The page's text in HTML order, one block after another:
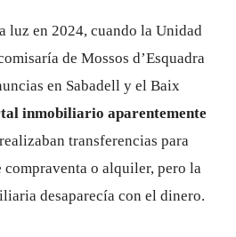
luz en 2024, cuando la Unidad
de Mossos d’Esquadra
en Sabadell y el Baix
inmobiliario aparentemente
transferencias para
o alquiler, pero la
desaparecía con el dinero.